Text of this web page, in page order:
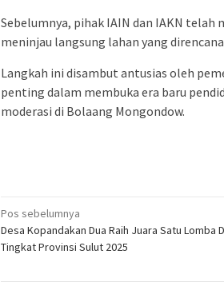
Sebelumnya, pihak IAIN dan IAKN
meninjau langsung lahan yang
Langkah ini disambut antusias oleh
penting dalam membuka era baru
moderasi di Bolaang Mongondow.
Navigasi
pos
Pos sebelumnya
Desa Kopandakan Dua Raih Juara Satu Lomba
Tingkat Provinsi Sulut 2025